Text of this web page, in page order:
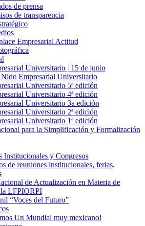
de prensa
de transparencia
Empresarial Actitud
Universitario | 15 de junio
Nido Empresarial Universitario
Universitario 5ª edición
Universitario 4ª edición
Universitario 3a edición
Universitario 2ª edición
Universitario 1ª edición
para la Simplificación y Formalización
Institucionales y Congresos
de reuniones institucionales, ferias,
de Actualización en Materia de
LFPIORPI
“Voces del Futuro”
Un Mundial muy mexicano!